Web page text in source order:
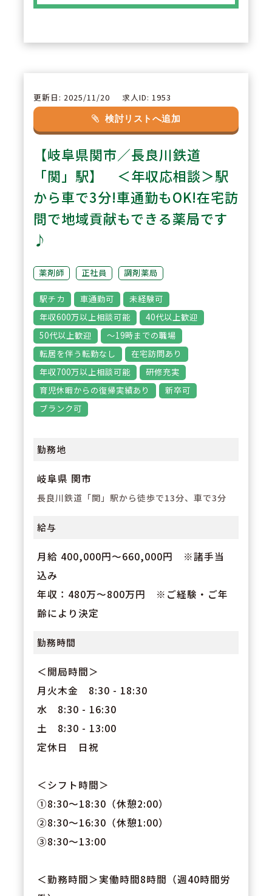
社員の能力向上を重視し、研修会
や実務実習施設としての役割を通
じてスキルアップ・指導力向上が
可能です。
POINT3
【働きやすさと長期キャリア形成
の夢ややりがいを尊重する風土が
あり、安心して長く働ける環境が
整っています。
更新日: 2025/11/20 求人ID: 1953
検討リストへ追加
【岐阜県関市／長良川鉄道
「関」駅】 ＜年収応相談＞駅
から車で3分!車通勤もOK!在宅訪
問で地域貢献もできる薬局です
♪
薬剤師 正社員 調剤薬局
駅チカ 車通勤可
未経験可
年収600万以上相談可能
40代以上歓迎
50代以上歓迎
～19時までの職場
転居を伴う転勤なし
在宅訪問あり
年収700万以上相談可能
研修充実
育児休暇からの復帰実績あり
新卒可
ブランク可
勤務地
岐阜県 関市
長良川鉄道「関」駅から徒歩で13分、車で3分
給与
月給 400,000円～660,000円 ※諸手当
込み
年収：480万～800万円 ※ご経験・ご年
齢により決定
勤務時間
＜開局時間＞
月火木金 8:30 - 18:30
水 8:30 - 16:30
土 8:30 - 13:00
定休日 日祝
＜シフト時間＞
①8:30～18:30（休憩2:00）
②8:30～16:30（休憩1:00）
③8:30～13:00
＜勤務時間＞実働時間8時間（週40時間労